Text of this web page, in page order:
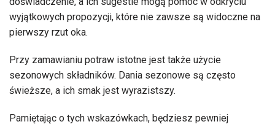
wyjątkowych propozycji, które nie zawsze są widoczne na
pierwszy rzut oka.
Przy zamawianiu potraw istotne jest także użycie
sezonowych składników. Dania sezonowe są często
świeższe, a ich smak jest wyrazistszy.
Pamiętając o tych wskazówkach, będziesz pewniej